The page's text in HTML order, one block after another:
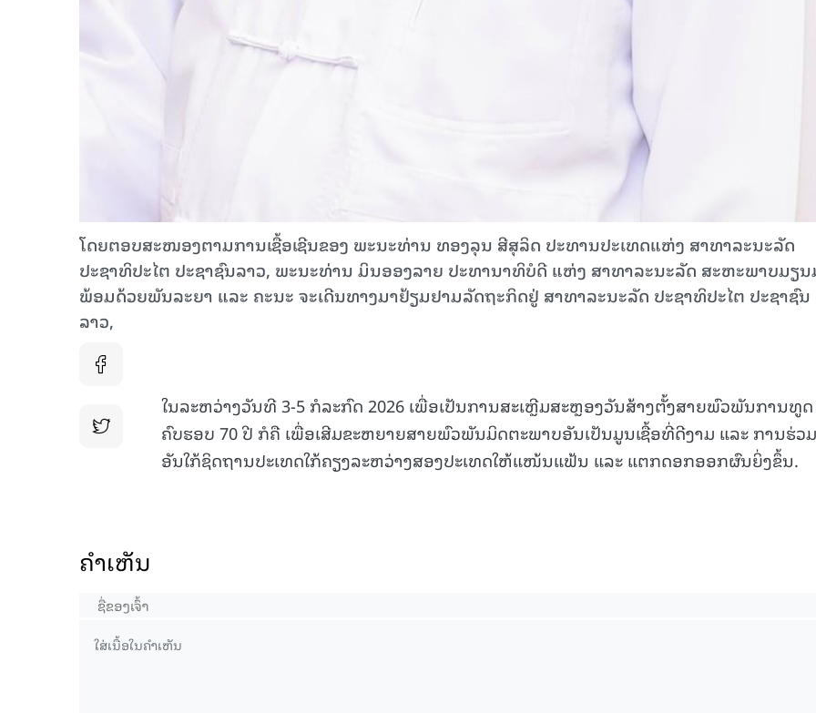
ໂດຍຕອບສະໜອງຕາມການເຊື້ອເຊີນຂອງ ພະນະທ່ານ ທອງລຸນ ສີສຸລິດ ປະທານປະເທດແຫ່ງ ສາທາລະນະລັດ
ປະຊາທິປະໄຕ ປະຊາຊົນລາວ, ພະນະທ່ານ ມິນອອງລາຍ ປະທານາທິບໍດີ ແຫ່ງ ສາທາລະນະລັດ ສະຫະພາບມຽນ
ພ້ອມດ້ວຍພັນລະຍາ ແລະ ຄະນະ ຈະເດີນທາງມາຢ້ຽມຢາມລັດຖະກິດຢູ່ ສາທາລະນະລັດ ປະຊາທິປະໄຕ ປະຊາຊົນ
ລາວ,
ໃນລະຫວ່າງວັນທີ 3-5 ກໍລະກົດ 2026 ເພື່ອເປັນການສະເຫຼີມສະຫຼອງວັນສ້າງຕັ້ງສາຍພົວພັນການທູດ
ຄົບຮອບ 70 ປີ ກໍຄື ເພື່ອເສີມຂະຫຍາຍສາຍພົວພັນມິດຕະພາບອັນເປັນມູນເຊື້ອທີ່ດີງາມ ແລະ ການຮ່ວ
ອັນໃກ້ຊິດຖານປະເທດໃກ້ຄຽງລະຫວ່າງສອງປະເທດໃຫ້ແໜ້ນແຟ້ນ ແລະ ແຕກດອກອອກຜົນຍິ່ງຂຶ້ນ.
ຄໍາເຫັນ